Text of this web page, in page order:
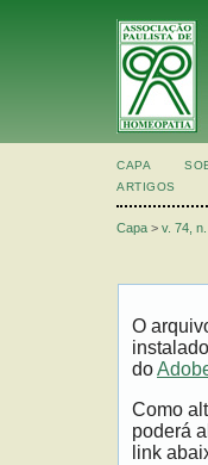
CAPA
ARTIGOS
Capa > v. 74,
O
do
Como
poderá
link